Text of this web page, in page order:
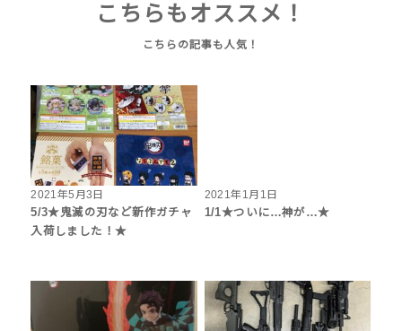
こちらもオススメ！
2021年5月3日
5/3★鬼滅の刃など新作ガチャ
入荷しました！★
2021年1月1日
1/1★ついに…神が…★